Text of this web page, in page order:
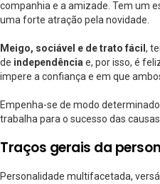
companhia e a amizade. Tem um
uma forte atração pela novidade.
Meigo, sociável e de trato fácil ,
de independência e, por isso, é
impere a confiança e em que
Empenha-se de modo
trabalha para o sucesso das
Traços gerais da
Personalidade multifacetada,